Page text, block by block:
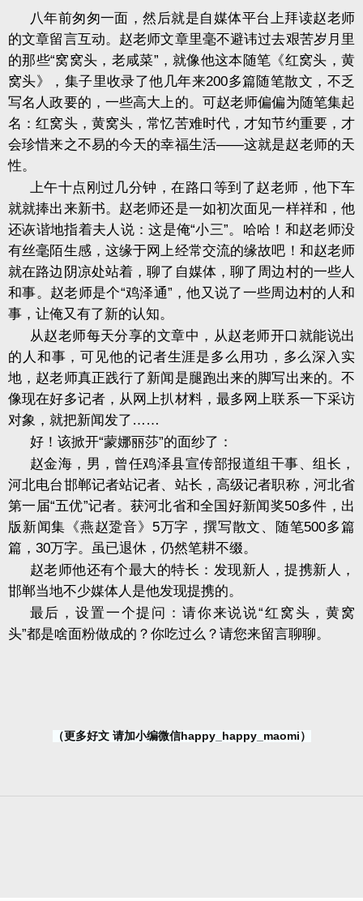
八年前匆匆一面，然后就是自媒体平台上拜读赵老师
的文章留言互动。赵老师文章里毫不避讳过去艰苦岁月里
的那些“窝窝头，老咸菜” ，就像他这本随笔《红窝头，黄
窝头》，集子里收录了他几年来200多篇随笔散文，不乏
写名人政要的，一些高大上的。可赵老师偏偏为随笔集起
名：红窝头，黄窝头，常忆苦难时代，才知节约重要，才
会珍惜来之不易的今天的幸福生活——这就是赵老师的天
性。
上午十点刚过几分钟，在路口等到了赵老师，他下车
就就捧出来新书。赵老师还是一如初次面见一样祥和，他
还诙谐地指着夫人说：这是俺“小三”。哈哈！和赵老师没
有丝毫陌生感，这缘于网上经常交流的缘故吧！和赵老师
就在路边阴凉处站着，聊了自媒体，聊了周边村的一些人
和事。赵老师是个“鸡泽通” ，他又说了一些周边村的人和
事，让俺又有了新的认知。
从赵老师每天分享的文章中，从赵老师开口就能说出
的人和事，可见他的记者生涯是多么用功，多么深入实
地，赵老师真正践行了新闻是腿跑出来的脚写出来的。不
像现在好多记者，从网上扒材料，最多网上联系一下采访
对象，就把新闻发了 ……
好！该掀开“蒙娜丽莎”的面纱了：
赵金海，男，曾任鸡泽县宣传部报道组干事、组长，
河北电台邯郸记者站记者、站长，高级记者职称，河北省
第一届“五优”记者。获河北省和全国好新闻奖50多件，出
版新闻集《燕赵跫音》 5万字，撰写散文、随笔500多篇
篇， 30万字。虽已退休，仍然笔耕不缀。
赵老师他还有个最大的特长：发现新人，提携新人，
邯郸当地不少媒体人是他发现提携的。
最后，设置一个提问：请你来说说“红窝头，黄窝
头”都是啥面粉做成的？你吃过么？请您来留言聊聊。
（更多好文 请加小编微信happy_happy_maomi）